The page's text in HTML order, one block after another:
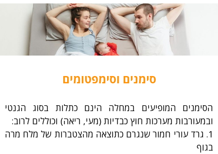
סימנים וסימפטומים
הסימנים המופיעים במחלה הינם כתלות בסוג הגנטי
ובמעורבות מערכות חוץ כבדיות (מעי, ריאה) וכוללים לרוב:
1. גרד עורי חמור שנגרם כתוצאה מהצטברות של מלח מרה
בגוף